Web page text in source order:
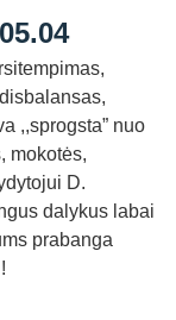
,,sprogsta” nuo
mokotės,
D.
dalykus labai
prabanga